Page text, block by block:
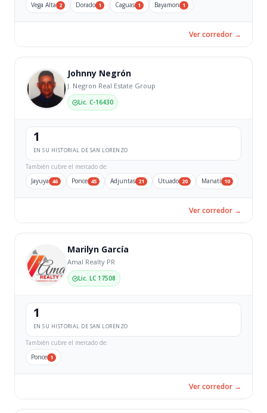
Vega Alta 2 Dorado 1 Caguas 1 Bayamon 1
Ver corredor →
Johnny Negrón
J. Negron Real Estate Group
Lic. C-16430
1
EN SU HISTORIAL DE SAN LORENZO
También cubre el mercado de:
Jayuya 46 Ponce 45 Adjuntas 21 Utuado 20 Manatí 10
Ver corredor →
Marilyn García
Amal Realty PR
Lic. LC 17508
1
EN SU HISTORIAL DE SAN LORENZO
También cubre el mercado de:
Ponce 1
Ver corredor →